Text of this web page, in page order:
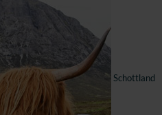
Schottland